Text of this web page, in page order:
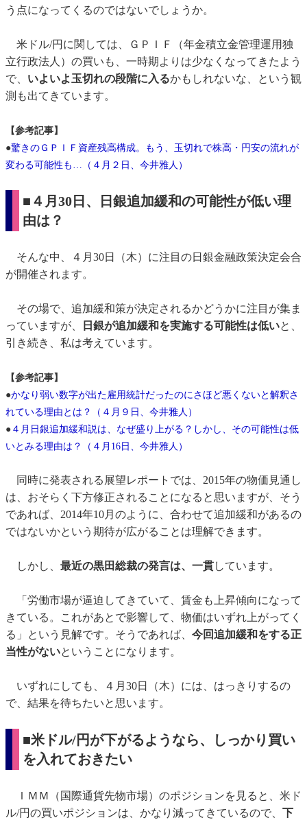
う点になってくるのではないでしょうか。
米ドル/円に関しては、ＧＰＩＦ（年金積立金管理運用独
立行政法人）の買いも、一時期よりは少なくなってきたよう
で、 いよいよ玉切れの段階に入るかもしれないな、という観
測も出てきています。
【参考記事】
●驚きのＧＰＩＦ資産残高構成。もう、玉切れで株高・円安の流れが
変わる可能性も…（４月２日、今井雅人）
■４月30日、日銀追加緩和の可能性が低い理
由は？
そんな中、４月30日（木）に注目の日銀金融政策決定会合
が開催されます。
その場で、追加緩和策が決定されるかどうかに注目が集ま
っていますが、
日銀が追加緩和を実施する可能性は低いと、
引き続き、私は考えています。
【参考記事】
●かなり弱い数字が出た雇用統計だったのにさほど悪くないと解釈さ
れている理由とは？（４月９日、今井雅人）
● ４月日銀追加緩和説は、なぜ盛り上がる？しかし、その可能性は低
いとみる理由は？（４月16日、今井雅人）
同時に発表される展望レポートでは、2015年の物価見通し
は、おそらく下方修正されることになると思いますが、そう
であれば、2014年10月のように、合わせて追加緩和があるの
ではないかという期待が広がることは理解できます。
しかし、 最近の黒田総裁の発言は、一貫しています。
「労働市場が逼迫してきていて、賃金も上昇傾向になって
きている。これがあとで影響して、物価はいずれ上がってく
る」という見解です。そうであれば、 今回追加緩和をする正
当性がないということになります。
いずれにしても、４月30日（木）には、はっきりするの
で、結果を待ちたいと思います。
■米ドル/円が下がるようなら、しっかり買い
を入れておきたい
ＩＭＭ（国際通貨先物市場）のポジションを見ると、米ド
ル/円の買いポジションは、かなり減ってきているので、 下